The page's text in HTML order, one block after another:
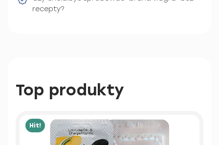
recepty?
Top produkty
Hit!